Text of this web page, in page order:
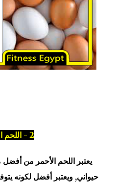
2 - اللحم الأحمر :
يعتبر اللحم الأحمر من
حيواني, ويعتبر أفضل لكونه